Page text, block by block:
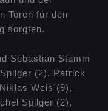
Toren für den
sorgten.
Sebastian Stamm
(2), Patrick
Weis (9),
Spilger (2),